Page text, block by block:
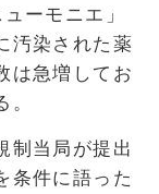
ーモニエ」
汚染された薬
は急増してお
制当局が提出
条件に語った